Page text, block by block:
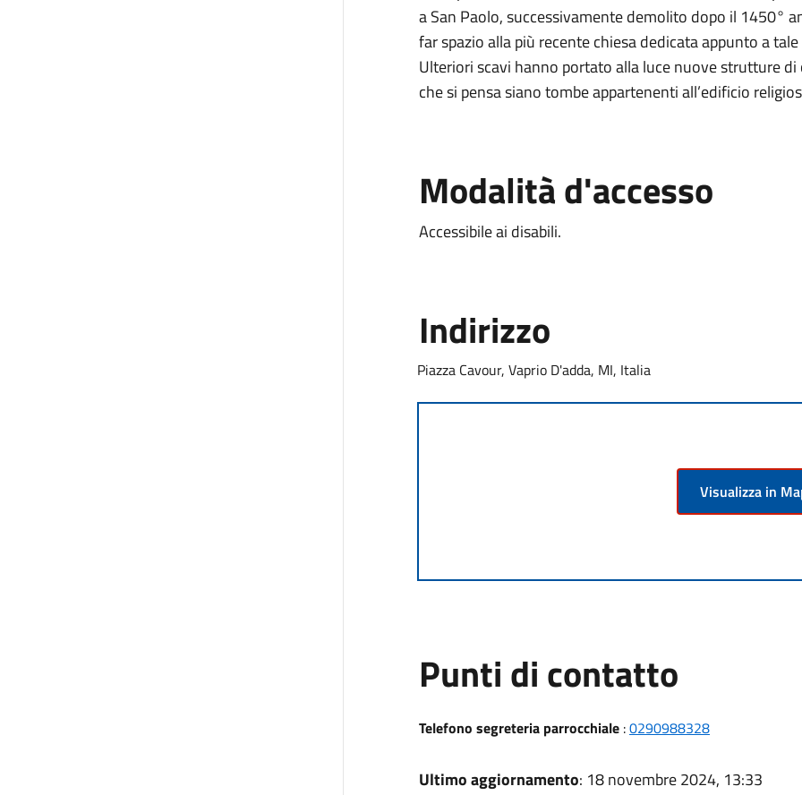
a San Paolo, successivamente demolito dopo il 1450°
far spazio alla più recente chiesa dedicata appunto a
Ulteriori scavi hanno portato alla luce nuove strutture di
che si pensa siano tombe appartenenti all’edificio
Modalità d'accesso
Accessibile ai disabili.
Indirizzo
Piazza Cavour, Vaprio D'adda, MI, Italia
Visualizza in
Punti di contatto
Telefono segreteria parrocchiale:0290988328
Ultimo aggiornamento: 18 novembre 2024, 13:33